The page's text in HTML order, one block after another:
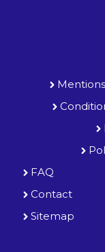
FAQ
Contact
Sitemap